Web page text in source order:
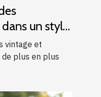
un style
vintage et
plus en plus